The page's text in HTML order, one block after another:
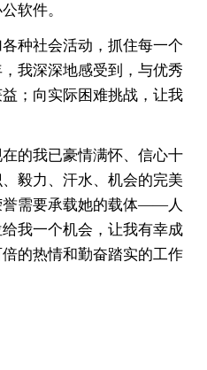
软件。
种社会活动，抓住每一个
我深深地感受到，与优秀
；向实际困难挑战，让我
的我已豪情满怀、信心十
毅力、汗水、机会的完美
誉需要承载她的载体——人
我一个机会，让我有幸成
的热情和勤奋踏实的工作